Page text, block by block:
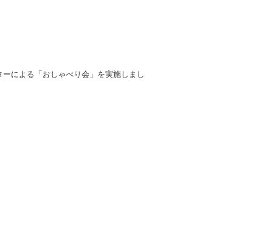
による「おしゃべり会」を実施しまし